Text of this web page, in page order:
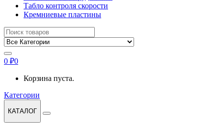
Табло контроля скорости
Кремниевые пластины
Найти:
0 ₽0
Корзина пуста.
Категории
КАТАЛОГ